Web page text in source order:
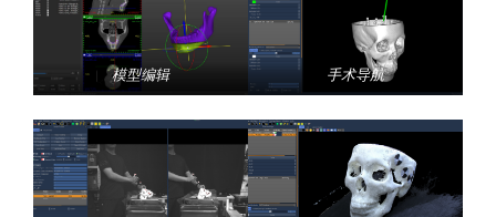
模型编辑 手术导航